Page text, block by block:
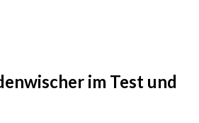
im Test und